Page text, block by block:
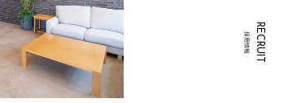
RECRUIT
採用情報